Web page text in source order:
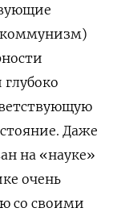
Даже
на «науке»
очень
со своими